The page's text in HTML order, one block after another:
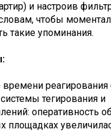
и настроив
чтобы
такие упоминания.
реагирования
тегирования и
оперативность
площадках